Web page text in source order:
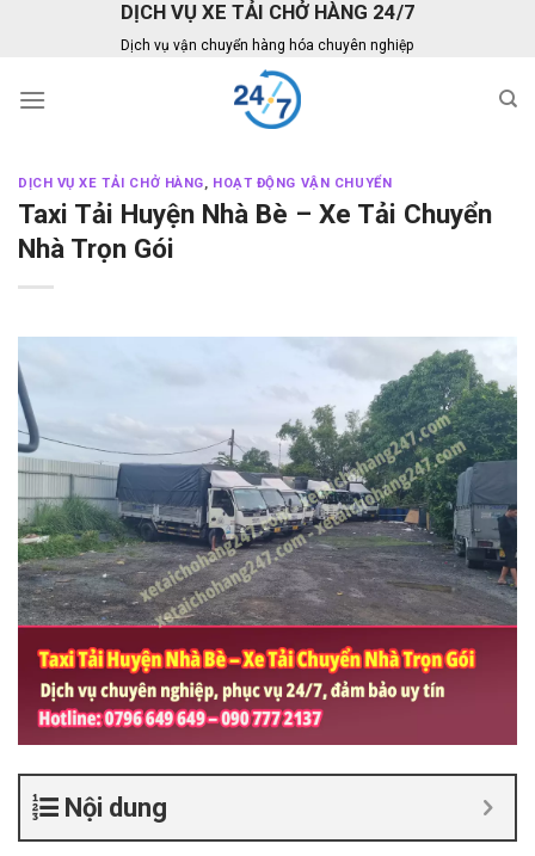
DỊCH VỤ XE TẢI CHỞ HÀNG 24/7
Dịch vụ vận chuyển hàng hóa chuyên nghiệp
DỊCH VỤ XE TẢI CHỞ HÀNG, HOẠT ĐỘNG VẬN CHUYỂN
Taxi Tải Huyện Nhà Bè – Xe Tải Chuyển
Nhà Trọn Gói
Nội dung